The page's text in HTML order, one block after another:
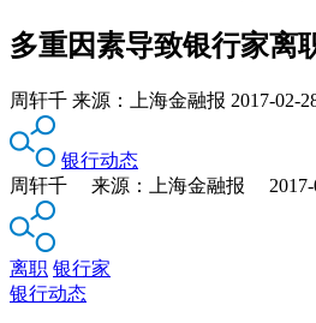
多重因素导致银行家离
周轩千 来源： 上海金融报 2017-02-
银行动态
周轩千 来源：上海金融报 2017-
离职 银行家
银行动态